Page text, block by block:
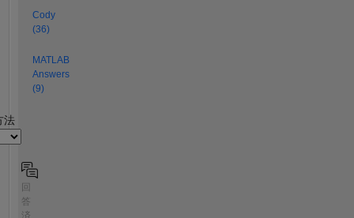
Cody
(36)
MATLAB
Answers
(9)
法
回
答
済